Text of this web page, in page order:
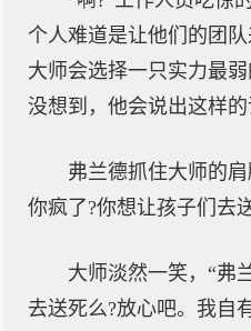
个人难道是让他们的团
大师会选择一只实力最
没想到，他会说出这样的
弗兰德抓住大师的肩
你疯了?你想让孩子们去
大师淡然一笑，“弗
去送死么?放心吧。我自